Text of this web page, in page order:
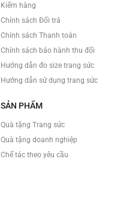
Kiểm hàng
Chính sách Đổi trả
Chính sách Thanh toán
Chính sách bảo hành thu đổi
Hướng dẫn đo size trang sức
Hướng dẫn sử dụng trang sức
SẢN PHẨM
Quà tặng Trang sức
Quà tặng doanh nghiệp
Chế tác theo yêu cầu